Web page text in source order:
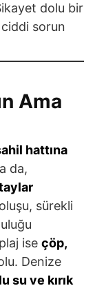
dolu bir
sorun
Ama
hattına
da,
sürekli
ise çöp,
Denize
su ve kırık